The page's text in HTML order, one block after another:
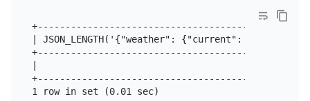
| JSON_LENGTH('{"weather": {"current":
|